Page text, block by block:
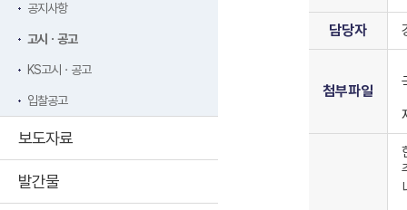
담당자
첨부파일
공지사항
고시ㆍ공고
KS고시ㆍ공고
입찰공고
보도자료
발간물